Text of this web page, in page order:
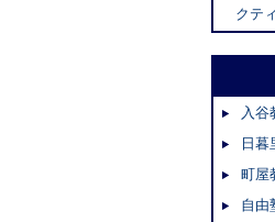
クテ
入谷
日暮
町屋
自由